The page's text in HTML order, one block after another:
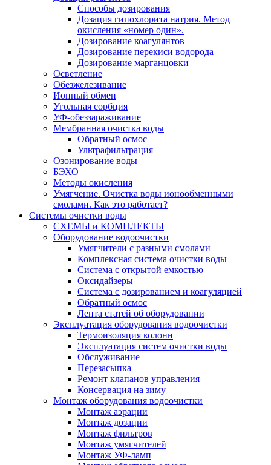
Способы дозирования
Дозация гипохлорита натрия. Метод
окисления «номер один».
Дозирование коагулянтов
Дозирование перекиси водорода
Дозирование марганцовки
Осветление
Обезжелезивание
Ионный обмен
Угольная сорбция
УФ-обеззараживание
Мембранная очистка воды
Обратный осмос
Ультрафильтрация
Озонирование воды
БЭХО
Методы окисления
Умягчение. Очистка воды ионообменными
смолами. Как это работает?
Системы очистки воды
СХЕМЫ и КОМПЛЕКТЫ
Оборудование водоочистки
Умягчители с разными смолами
Комплексная система очистки воды
Система с открытой емкостью
Оксидайзеры
Система с дозированием и коагуляцией
Обратный осмос
Лента статей об оборудовании
Эксплуатация оборудования водоочистки
Термоизоляция колонн
Эксплуатация систем очистки воды
Обслуживание
Перезасыпка
Ремонт клапанов управления
Консервация на зиму
Монтаж оборудования водоочистки
Монтаж аэрации
Монтаж дозации
Монтаж фильтров
Монтаж умягчителей
Монтаж УФ-ламп